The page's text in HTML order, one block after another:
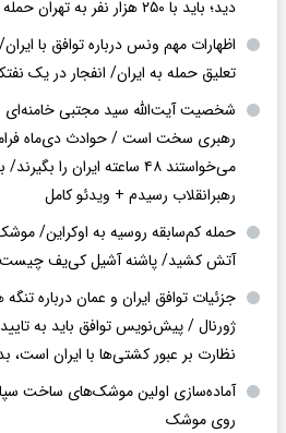
دید؛ باید با ۲۵۰ هزار نفر به تهران حمله کنیم و دولت را سرنگون کنیم!
اظهارات مهم ونس درباره توافق با
تعلیق حمله به ایران/ انفجار در یک
شخصیت آیت‌الله سید مجتبی خامنه‌ای
رهبری سخت است / حوادث دی‌ماه
می‌خواستند ۴۸ ساعته ایران
رهبرانقلاب رسیدم + ویدئو کامل
حمله کم‌سابقه روسیه به اوکراین/
آتش کشید/ پاشنه آشیل کی‌یف
جزئیات توافق ایران و عمان درباره
ژورنال / پیش‌نویس توافق باید به
نظارت بر عبور کشتی‌ها با ایران است،
آماده‌سازی اولین موشک‌های ساخت
روی موشک